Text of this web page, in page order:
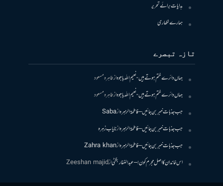
ہدایات برائے تحریر
ہمارے لکھاری
تازہ تبصرے
جہاں دائرے ختم ہوتے ہیں- نعیم اللہ باجوہازطاہرہ مسعود
جہاں دائرے ختم ہوتے ہیں- نعیم اللہ باجوہازطاہرہ مسعود
جب جذبات خبر بن جائیں – فاطمۃالزہرہازSaba
جب جذبات خبر بن جائیں – فاطمۃالزہرہازنایاب زہرہ
جب جذبات خبر بن جائیں – فاطمۃالزہرہازZahra khan
اس خاندان کا اصل مجرم کون! – عبدالغفار بگٹیازZeeshan majid